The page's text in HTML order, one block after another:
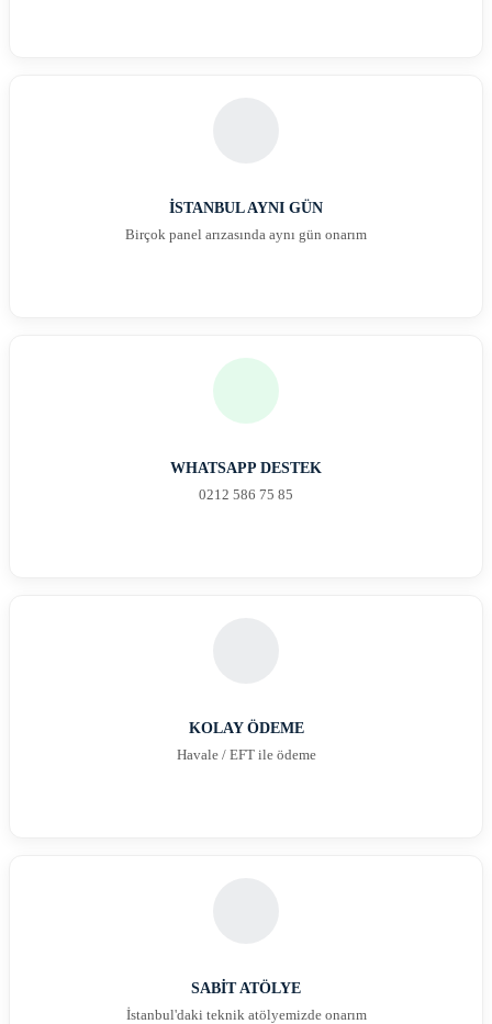
İSTANBUL AYNI GÜN
Birçok panel arızasında aynı gün onarım
WHATSAPP DESTEK
0212 586 75 85
KOLAY ÖDEME
Havale / EFT ile ödeme
SABİT ATÖLYE
İstanbul'daki teknik atölyemizde onarım